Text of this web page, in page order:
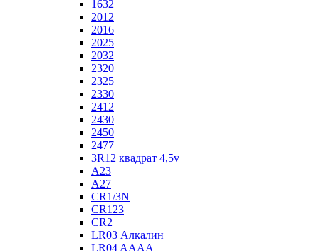
1632
2012
2016
2025
2032
2320
2325
2330
2412
2430
2450
2477
3R12 квадрат 4,5v
A23
A27
CR1/3N
CR123
CR2
LR03 Алкалин
LR04 AAAA